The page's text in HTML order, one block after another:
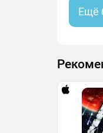
Ещё